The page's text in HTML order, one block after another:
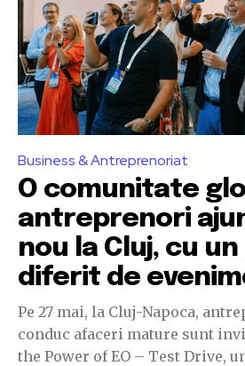
Business & Antreprenoriat
O comunitate
antreprenori
nou la Cluj, cu
diferit de
Pe 27 mai, la Cluj-Napoca,
conduc afaceri mature sunt
the Power of EO – Test Drive,